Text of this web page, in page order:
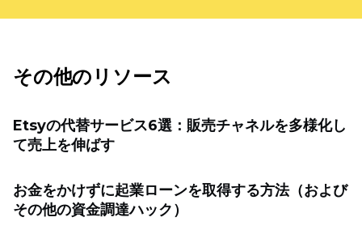
その他のリソース
Etsyの代替サービス6選：販売チャネルを多様化し
て売上を伸ばす
お金をかけずに起業ローンを取得する方法（および
その他の資金調達ハック）